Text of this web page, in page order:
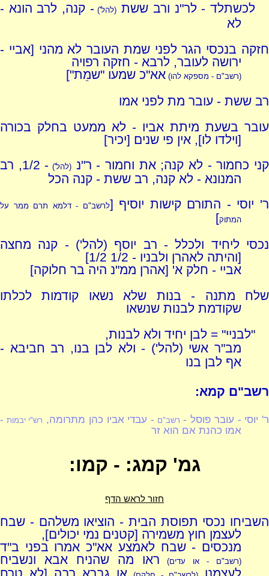
לכשתלד - לר"נ ורב ששת (להל') - קנה, לרב הונא -
לא
חזקה בנכסי הגר לפני שמת העובר לא מהני [אביי -
ירושה לעובר, לרבא - חזקה רפויה
(רשב"ם - מספקא להו) אא"כ שמעו "שמֵת"]
רב ששת - עובר מת לפני אמו
עובר בשעת מיתת אביו - לא ממעט בחלק בכורה
[וילדו לו], אין פי שנים [יכיר]
קני כחמור - לא קנה; את וחמור - ר"נ (להל')
- 1/2, רב
המנונא - לא קנה, רב ששת - קנה הכל
ר' יוסי - התורם קישות יוסיף [לרשב"ם - דלמא תרם ממר על
המתוק]
נכסי ליחיד ולכלל - רב יוסף (להל') - קנה מחצה
[והיתה לאהרן ולבניו - 1/2 1/2]
אביי - חלק א' [אהרן ממ"נ היה בר חלוקה]
שלח מתנה - בנות שלא נשאו קודמות לכלתו
שקודמת לבנות שנשאו
"לבניי" = לבן יחיד ולא לבנות,
מב"ר אשי (להל') - ולא לבן בנו, רב חביבא -
אף לבן בנו
רשב"ם קמא:
ר' יוסי - עובר פוסל - רשב"ם - עבדי אביו כהן מתרומה, רש"י יבמות -
אמו כהנת אם הוא זר
גמ' קמג: - קמו:
חזור לראש הדף
השביחו נכסי תפוסת הבית - הוציאו משלהם - שבח
לעצמן חוץ משמירה [קטנים נמי יכולים],
מנכסים - שבח לאמצע אא"כ אמרו בפני ב"ד
(רשב"ם - או עדים) ראו מה שהניח אבא ונשביח